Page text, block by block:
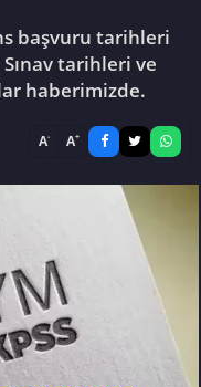
başvuru tarihleri
tarihleri ve
haberimizde.
A- A+